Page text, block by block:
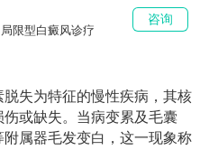
限型白癜风诊疗
咨询
失为特征的慢性疾病，其核
或缺失。当病变累及毛囊
属器毛发变白，这一现象称